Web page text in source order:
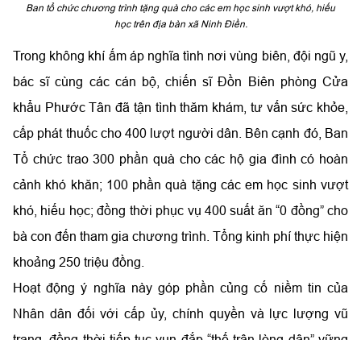
Ban tổ chức chương trình tặng quà cho các em học sinh vượt khó, hiếu
học trên địa bàn xã Ninh Điền.
Trong không khí ấm áp nghĩa tình nơi vùng biên, đội ngũ y,
bác sĩ cùng các cán bộ, chiến sĩ Đồn Biên phòng Cửa
khẩu Phước Tân đã tận tình thăm khám, tư vấn sức khỏe,
cấp phát thuốc cho 400 lượt người dân. Bên cạnh đó, Ban
Tổ chức trao 300 phần quà cho các hộ gia đình có hoàn
cảnh khó khăn; 100 phần quà tặng các em học sinh vượt
khó, hiếu học; đồng thời phục vụ 400 suất ăn “0 đồng” cho
bà con đến tham gia chương trình. Tổng kinh phí thực hiện
khoảng 250 triệu đồng.
Hoạt động ý nghĩa này góp phần củng cố niềm tin của
Nhân dân đối với cấp ủy, chính quyền và lực lượng vũ